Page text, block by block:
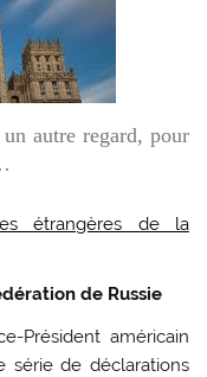
autre regard, pour
étrangères de la
de Russie
Président américain
série de déclarations